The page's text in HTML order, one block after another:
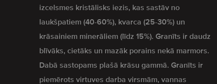
izcelsmes kristālisks iezis, kas sastāv no
laukšpatiem (40-60%), kvarca (25-30%) un
krāsainiem minerāliem (līdz 15%). Granīts ir daudz
blīvāks, cietāks un mazāk porains nekā marmors.
Dabā sastopams plašā krāsu gammā. Granīts ir
piemērots virtuves darba virsmām, vannas